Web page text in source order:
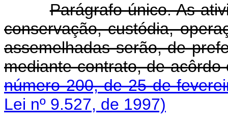
Parágrafo único. As
conservação, custódia,
assemelhadas serão, de
mediante contrato, de
número 200, de 25 de
Lei nº 9.527, de 1997)